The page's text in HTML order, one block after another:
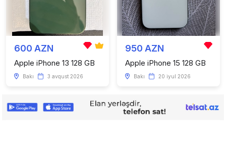
600 AZN
Apple iPhone 13 128 GB
Bakı 3 avqust 2026
950 AZN
Apple iPhone 15 128 GB
Bakı 20 iyul 2026